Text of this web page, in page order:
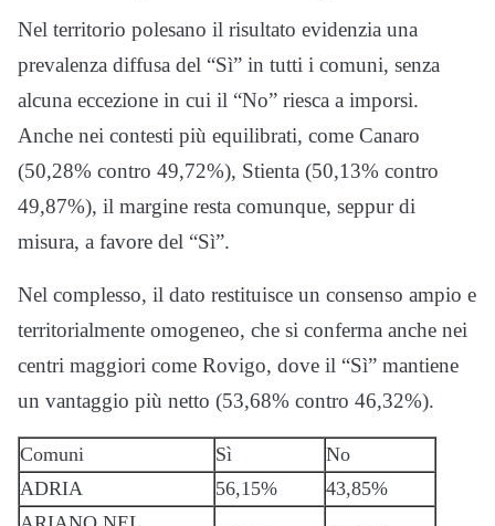
Nel territorio polesano il risultato evidenzia una
prevalenza diffusa del “Sì” in tutti i comuni, senza
alcuna eccezione in cui il “No” riesca a imporsi.
Anche nei contesti più equilibrati, come Canaro
(50,28% contro 49,72%), Stienta (50,13% contro
49,87%), il margine resta comunque, seppur di
misura, a favore del “Sì”.
Nel complesso, il dato restituisce un consenso ampio e
territorialmente omogeneo, che si conferma anche nei
centri maggiori come Rovigo, dove il “Sì” mantiene
un vantaggio più netto (53,68% contro 46,32%).
Comuni Sì
No
ADRIA
56,15%
43,85%